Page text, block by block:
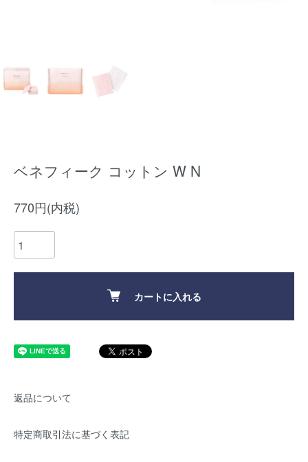
ベネフィーク コットン W N
770円(内税)
カートに入れる
返品について
特定商取引法に基づく表記